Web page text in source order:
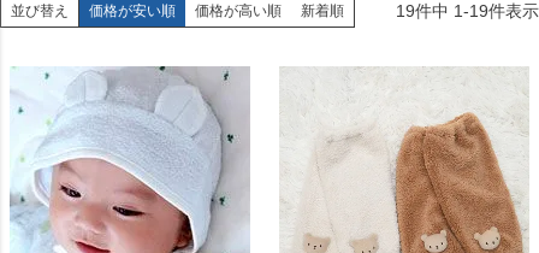
並び替え 価格が安い順 価格が高い順 新着順 19件中 1-19件表示